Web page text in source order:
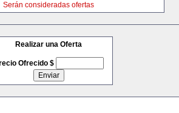
Serán consideradas ofertas
Realizar una Oferta
Ofrecido $